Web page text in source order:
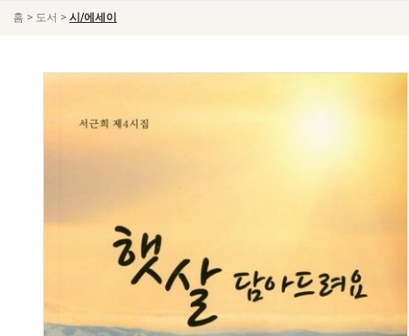
홈 > 도서 > 시/에세이